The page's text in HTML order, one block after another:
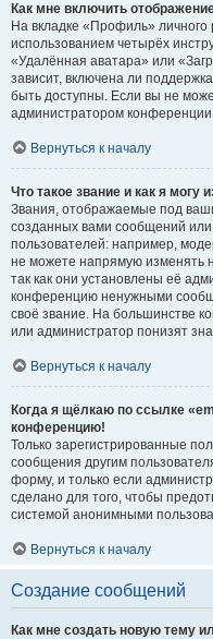
Как мне включить
На вкладке «Профиль»
использованием четырёх
«Удалённая аватара» или
зависит, включена ли
быть доступны. Если вы не
администратором
Вернуться к началу
Что такое звание и как я могу
Звания, отображаемые под
созданных вами сообщений
пользователей: например,
не можете напрямую изменять
так как они установлены её
конференцию ненужными
своё звание. На большинстве
или администратор понизят
Вернуться к началу
Когда я щёлкаю по ссылке
конференцию!
Только зарегистрированные
сообщения другим
форму, и только если
сделано для того, чтобы
системой анонимными
Вернуться к началу
Создание сообщений
Как мне создать новую тему